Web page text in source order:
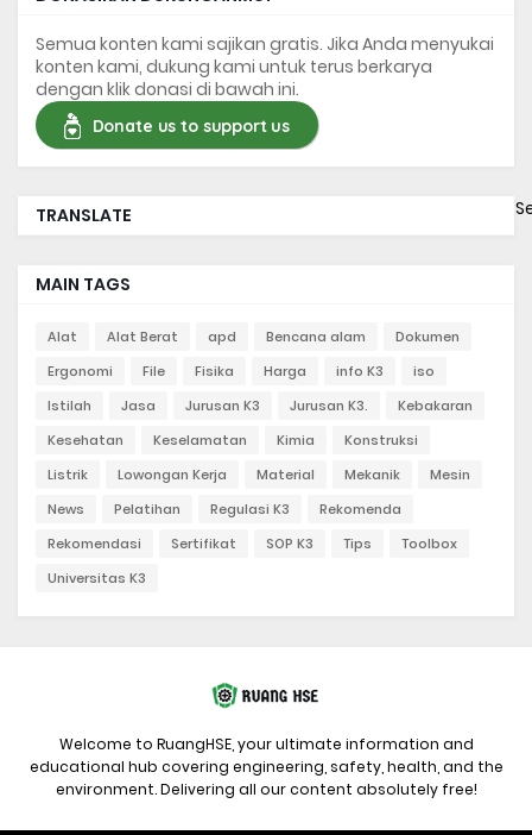
Semua konten kami sajikan gratis. Jika Anda menyukai
konten kami, dukung kami untuk terus berkarya
dengan klik donasi di bawah ini.
Donate us to support us
TRANSLATE
MAIN TAGS
Alat Alat Berat apd Bencana alam
Dokumen
Ergonomi
File Fisika Harga info K3
iso
Istilah
Jasa Jurusan K3 Jurusan K3.
Kebakaran
Kesehatan
Keselamatan Kimia
Konstruksi
Listrik
Lowongan Kerja Material Mekanik
Mesin
News
Pelatihan Regulasi K3
Rekomenda
Rekomendasi
Sertifikat SOP K3 Tips
Toolbox
Universitas K3
Welcome to RuangHSE, your ultimate information and
educational hub covering engineering, safety, health, and the
environment. Delivering all our content absolutely free!